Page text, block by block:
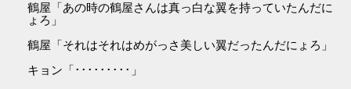
鶴屋「あの時の鶴屋さんは真っ白な翼を持っていたんだに
ょろ」
鶴屋「それはそれはめがっさ美しい翼だったんだにょろ」
キョン「･････････」